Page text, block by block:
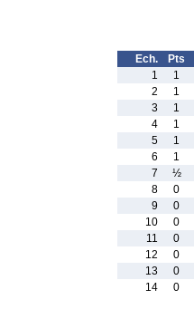
Ech. Pts
1
1
2
1
3
1
4
1
5
1
6
1
7
½
8
0
9
0
10
0
11
0
12
0
13
0
14
0